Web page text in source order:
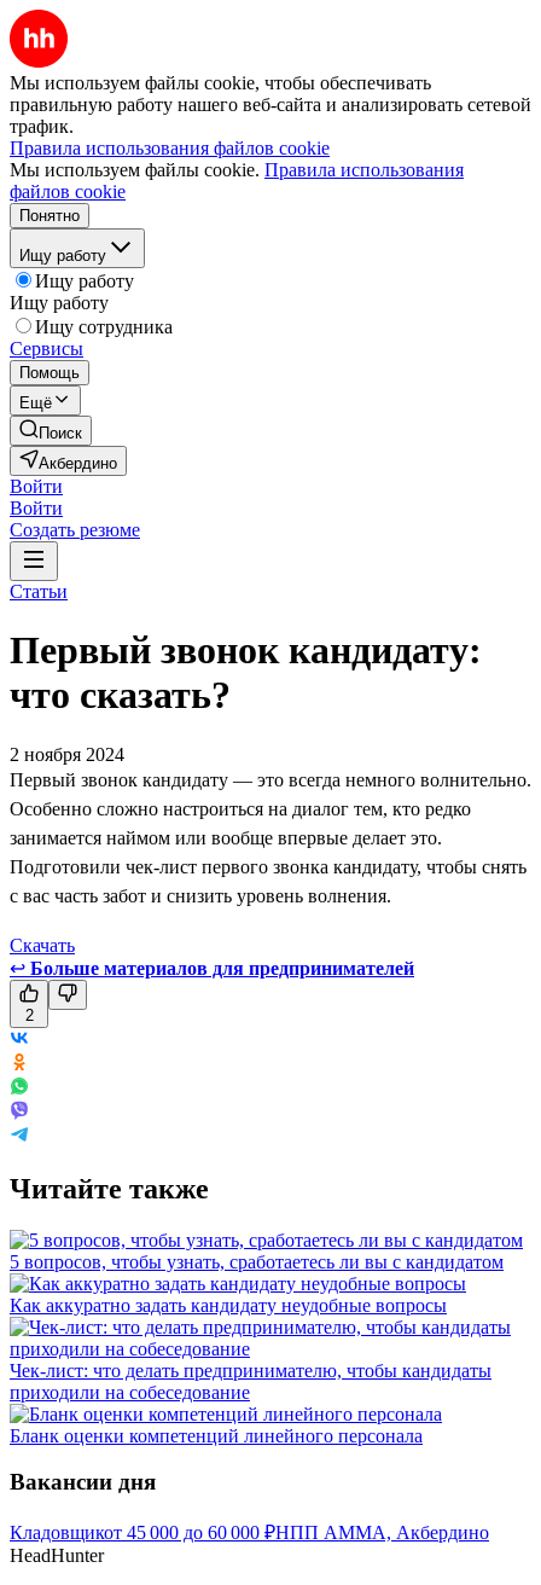
Мы используем файлы cookie, чтобы обеспечивать
правильную работу нашего веб-сайта и анализировать сетевой
трафик.
Правила использования файлов cookie
Мы используем файлы cookie. Правила использования
файлов cookie
Понятно
Ищу работу
Ищу работу
Ищу работу
Ищу сотрудника
Сервисы
Помощь
Ещё
Поиск
Акбердино
Войти
Войти
Создать резюме
Статьи
Первый звонок кандидату:
что сказать?
2 ноября 2024
Первый звонок кандидату — это всегда немного волнительно.
Особенно сложно настроиться на диалог тем, кто редко
занимается наймом или вообще впервые делает это.
Подготовили чек-лист первого звонка кандидату, чтобы снять
с вас часть забот и снизить уровень волнения.
Скачать
↩ Больше материалов для предпринимателей
2
Читайте также
5 вопросов, чтобы узнать, сработаетесь ли вы с кандидатом
Как аккуратно задать кандидату неудобные вопросы
Чек-лист: что делать предпринимателю, чтобы кандидаты
приходили на собеседование
Бланк оценки компетенций линейного персонала
Вакансии дня
Кладовщикот 45 000 до 60 000 ₽НПП АММА, Акбердино
HeadHunter